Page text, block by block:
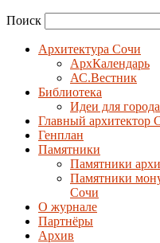
Поиск
Архитектура Сочи
АрхКалендарь
АС.Вестник
Библиотека
Идеи для города
Главный архитектор
Генплан
Памятники
Памятники
Памятники
Сочи
О журнале
Партнёры
Архив